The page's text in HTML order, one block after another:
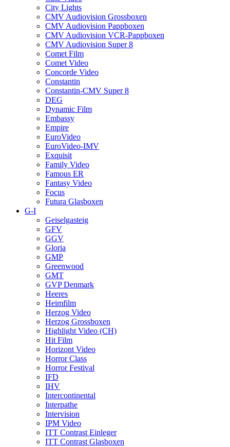
City Lights
CMV Audiovision Grossboxen
CMV Audiovision Pappboxen
CMV Audiovision VCR-Pappboxen
CMV Audiovision Super 8
Comet Film
Comet Video
Concorde Video
Constantin
Constantin-CMV Super 8
DEG
Dynamic Film
Embassy
Empire
EuroVideo
EuroVideo-IMV
Exquisit
Family Video
Famous ER
Fantasy Video
Focus
Futura Glasboxen
G-I
Geiselgasteig
GFV
GGV
Gloria
GMP
Greenwood
GMT
GVP Denmark
Heeres
Heimfilm
Herzog Video
Herzog Grossboxen
Highlight Video (CH)
Hit Film
Horizont Video
Horror Class
Horror Festival
IFD
IHV
Intercontinental
Interpathe
Intervision
IPM Video
ITT Contrast Einleger
ITT Contrast Glasboxen